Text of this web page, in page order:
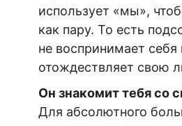
использует «мы»,
как пару. То есть
не воспринимает себя
отождествляет свою
Он знакомит тебя со
Для абсолютного